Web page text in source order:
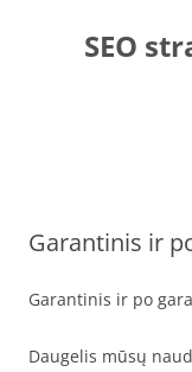
contentSEO
Garantinis ir
Garantinis ir po
Daugelis mūsų